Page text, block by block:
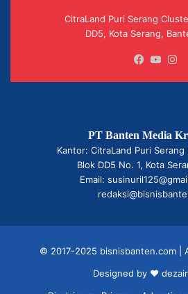
CitraLand Puri Serang
DD5, Kota Serang,
Facebook
PT Banten Media
Kantor: CitraLand Puri
Blok DD5 No. 1, Kota
Email:
© 2017-2025 bisnisbanten.com |
Designed by ❤